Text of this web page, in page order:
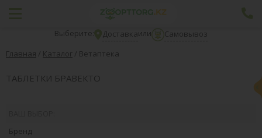
Выберите: Доставкаили
Самовывоз
Главная / Каталог / Ветаптека
ТАБЛЕТКИ БРАВЕКТО
Бренд